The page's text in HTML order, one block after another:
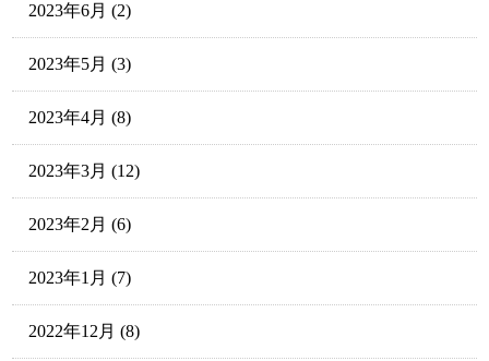
2023年6月 (2)
2023年5月 (3)
2023年4月 (8)
2023年3月 (12)
2023年2月 (6)
2023年1月 (7)
2022年12月 (8)